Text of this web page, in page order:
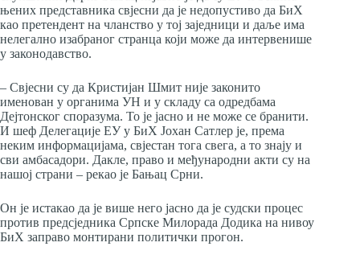
њених представника свјесни да је недопустиво да БиХ
као претендент на чланство у тој заједници и даље има
нелегално изабраног странца који може да интервенише
у законодавство.
– Свјесни су да Кристијан Шмит није законито
именован у органима УН и у складу са одредбама
Дејтонског споразума. То је јасно и не може се бранити.
И шеф Делегације ЕУ у БиХ Јохан Сатлер је, према
неким информацијама, свјестан тога свега, а то знају и
сви амбасадори. Дакле, право и међународни акти су на
нашој страни – рекао је Бањац Срни.
Он је истакао да је више него јасно да је судски процес
против предсједника Српске Милорада Додика на нивоу
БиХ заправо монтирани политички прогон.